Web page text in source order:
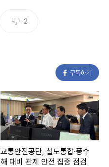
2
구독하기
교통안전공단, 철도통합·풍수
해 대비 관제 안전 집중 점검